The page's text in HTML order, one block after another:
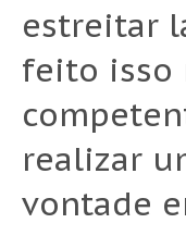
estreitar
feito isso
realizar
vontade